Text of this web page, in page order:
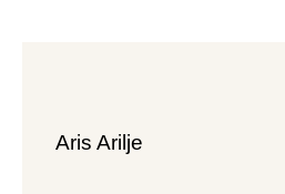
Aris Arilje